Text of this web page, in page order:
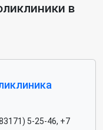
в
5-25-46, +7